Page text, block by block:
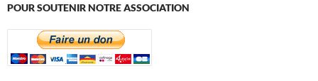
POUR SOUTENIR NOTRE ASSOCIATION